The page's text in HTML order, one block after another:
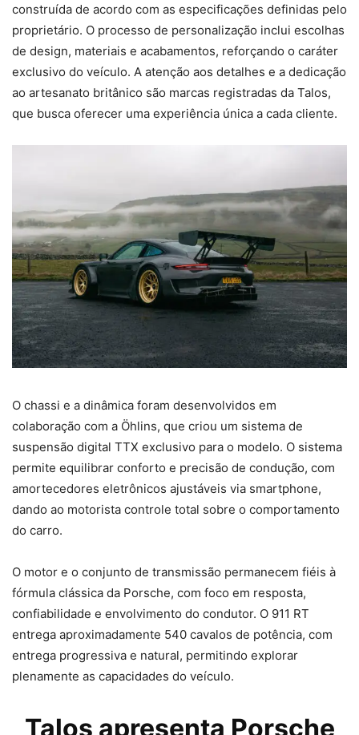
construída de acordo com as especificações definidas pelo
proprietário. O processo de personalização inclui escolhas
de design, materiais e acabamentos, reforçando o caráter
exclusivo do veículo. A atenção aos detalhes e a dedicação
ao artesanato britânico são marcas registradas da Talos,
que busca oferecer uma experiência única a cada cliente.
O chassi e a dinâmica foram desenvolvidos em
colaboração com a Öhlins, que criou um sistema de
suspensão digital TTX exclusivo para o modelo. O sistema
permite equilibrar conforto e precisão de condução, com
amortecedores eletrônicos ajustáveis via smartphone,
dando ao motorista controle total sobre o comportamento
do carro.
O motor e o conjunto de transmissão permanecem fiéis à
fórmula clássica da Porsche, com foco em resposta,
confiabilidade e envolvimento do condutor. O 911 RT
entrega aproximadamente 540 cavalos de potência, com
entrega progressiva e natural, permitindo explorar
plenamente as capacidades do veículo.
Talos apresenta Porsche